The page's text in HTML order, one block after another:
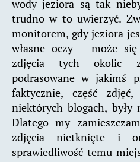
wody jeziora są tak
trudno w to uwierzyć.
monitorem, gdy jeziora
własne oczy – może
zdjęcia tych okolic z
podrasowane w jakimś
faktycznie, część
niektórych blogach, były
Dlatego my
zdjęcia nietknięte i
sprawiedliwość temu